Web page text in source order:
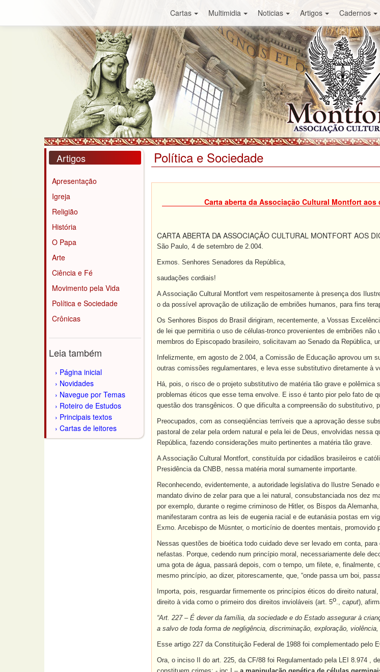
Cartas Multimidia Noticias Artigos Cadernos
Artigos
Apresentação
Igreja
Religião
História
O Papa
Arte
Ciência e Fé
Movimento pela Vida
Política e Sociedade
Crônicas
Leia também
Página inicial
Novidades
Navegue por Temas
Roteiro de Estudos
Principais textos
Cartas de leitores
Política e Sociedade
Carta aberta da Associação Cultural Montfort
CARTA ABERTA DA ASSOCIAÇÃO CULTURAL MONTFORT AOS
São Paulo, 4 de setembro de 2.004.
Exmos. Senhores Senadores da República,
saudações cordiais!
A Associação Cultural Montfort vem respeitosamente à presença dos
o da possível aprovação de utilização de embriões humanos, para fins
Os Senhores Bispos do Brasil dirigiram, recentemente, a Vossas
de lei que permitiria o uso de células-tronco provenientes de embriões
membros do Episcopado brasileiro, solicitavam ao Senado da República,
Infelizmente, em agosto de 2.004, a Comissão de Educação aprovou
outras comissões regulamentares, e leva esse substitutivo diretamente à
Há, pois, o risco de o projeto substitutivo de matéria tão grave e
problemas éticos que esse tema envolve. E isso é tanto pior pelo fato de
questão dos transgênicos. O que dificulta a compreensão do substitutivo,
Preocupados, com as conseqüências terríveis que a aprovação desse
pastoral de zelar pela ordem natural e pela lei de Deus, envolvidas nessa
República, fazendo considerações muito pertinentes a matéria tão grave.
A Associação Cultural Montfort, constituída por cidadãos brasileiros e
Presidência da CNBB, nessa matéria moral sumamente importante.
Reconhecendo, evidentemente, a autoridade legislativa do Ilustre
mandato divino de zelar para que a lei natural, consubstanciada nos dez
por exemplo, durante o regime criminoso de Hitler, os Bispos da
manifestaram contra as leis de eugenia racial e de eutanásia postas em
Exmo. Arcebispo de Müsnter, o morticínio de doentes mentais, promovido
Nessas questões de bioética todo cuidado deve ser levado em conta,
nefastas. Porque, cedendo num princípio moral, necessariamente dele
uma gota de água, passará depois, com o tempo, um filete, e,
mesmo princípio, ao dizer, pitorescamente, que, “onde passa um boi,
Importa, pois, resguardar firmemente os princípios éticos do direito
direito à vida como o primeiro dos direitos invioláveis (art. 5o., caput),
“Art. 227 – É dever da família, da sociedade e do Estado assegurar à
a salvo de toda forma de negligência, discriminação, exploração, violência,
Esse artigo 227 da Constituição Federal de 1988 foi complementado pelo
Ora, o inciso II do art. 225, da CF/88 foi Regulamentado pela LEI 8.974 ,